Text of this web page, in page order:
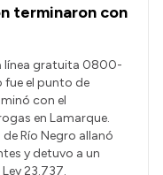
terminaron con
línea gratuita 0800-
fue el punto de
con el
en Lamarque.
Río Negro allanó
y detuvo a un
23.737.